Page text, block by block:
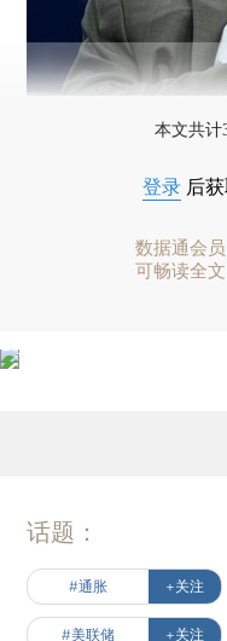
本文共计
登录 后
数据通会员
可畅读全文
话题：
#通胀 +关注
#美联储 +关注